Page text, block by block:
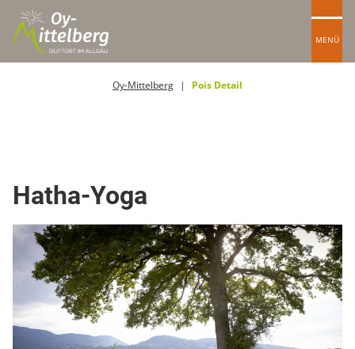
MENÜ
Oy-Mittelberg Pois Detail
Hatha-Yoga